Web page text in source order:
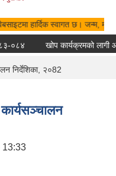
हार्दिक स्वागत छ। जन्म,
०८४ खोप कार्यक्रमको लागी
निर्देशिका, २०82
13:33